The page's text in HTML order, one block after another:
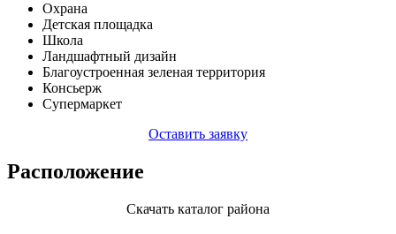
Охрана
Детская площадка
Школа
Ландшафтный дизайн
Благоустроенная зеленая территория
Консьерж
Супермаркет
Оставить заявку
Расположение
Скачать каталог района